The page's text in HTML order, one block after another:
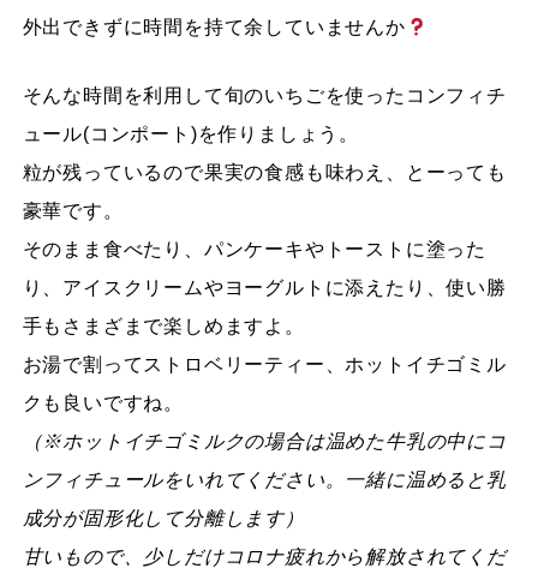
外出できずに時間を持て余していませんか
そんな時間を利用して旬のいちごを使ったコンフィチ
ュール(コンポート)を作りましょう。
粒が残っているので果実の食感も味わえ、とーっても
豪華です。
そのまま食べたり、パンケーキやトーストに塗った
り、アイスクリームやヨーグルトに添えたり、使い勝
手もさまざまで楽しめますよ。
お湯で割ってストロベリーティー、ホットイチゴミル
クも良いですね。
（※ホットイチゴミルクの場合は温めた牛乳の中にコ
ンフィチュールをいれてください。一緒に温めると乳
成分が固形化して分離します）
甘いもので、少しだけコロナ疲れから解放されてくだ